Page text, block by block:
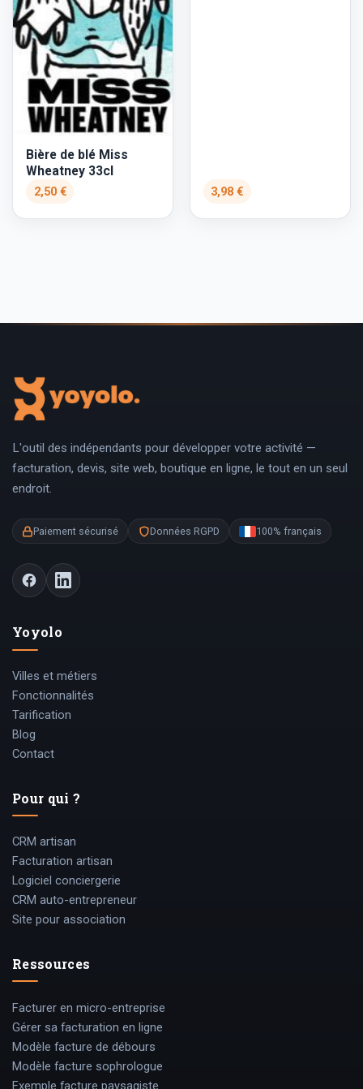
Bière de blé Miss
Wheatney 33cl
2,50 € 3,98 €
L'outil des indépendants pour développer votre activité —
facturation, devis, site web, boutique en ligne, le tout en un seul
endroit.
Paiement sécurisé Données RGPD 100% français
Yoyolo
Villes et métiers
Fonctionnalités
Tarification
Blog
Contact
Pour qui ?
CRM artisan
Facturation artisan
Logiciel conciergerie
CRM auto-entrepreneur
Site pour association
Ressources
Facturer en micro-entreprise
Gérer sa facturation en ligne
Modèle facture de débours
Modèle facture sophrologue
Exemple facture paysagiste